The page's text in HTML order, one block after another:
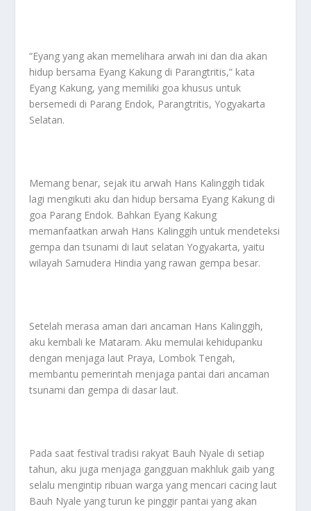
“Eyang yang akan memelihara arwah ini dan dia akan
hidup bersama Eyang Kakung di Parangtritis,” kata
Eyang Kakung, yang memiliki goa khusus untuk
bersemedi di Parang Endok, Parangtritis, Yogyakarta
Selatan.
Memang benar, sejak itu arwah Hans Kalinggih tidak
lagi mengikuti aku dan hidup bersama Eyang Kakung di
goa Parang Endok. Bahkan Eyang Kakung
memanfaatkan arwah Hans Kalinggih untuk mendeteksi
gempa dan tsunami di laut selatan Yogyakarta, yaitu
wilayah Samudera Hindia yang rawan gempa besar.
Setelah merasa aman dari ancaman Hans Kalinggih,
aku kembali ke Mataram. Aku memulai kehidupanku
dengan menjaga laut Praya, Lombok Tengah,
membantu pemerintah menjaga pantai dari ancaman
tsunami dan gempa di dasar laut.
Pada saat festival tradisi rakyat Bauh Nyale di setiap
tahun, aku juga menjaga gangguan makhluk gaib yang
selalu mengintip ribuan warga yang mencari cacing laut
Bauh Nyale yang turun ke pinggir pantai yang akan